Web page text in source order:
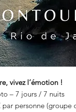
vivez l’émotion !
– 7 jours / 7 nuits
personne (groupe